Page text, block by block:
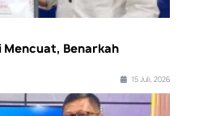
Mencuat, Benarkah
15 Juli, 2026